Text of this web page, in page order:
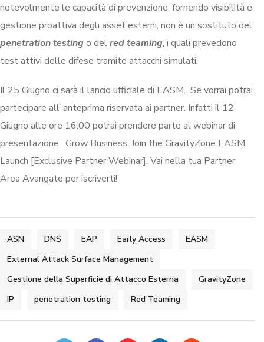
notevolmente le capacità di prevenzione, fornendo visibilità e
gestione proattiva degli asset esterni, non è un sostituto del
penetration testing o delred teaming, i quali prevedono
test attivi delle difese tramite attacchi simulati.
Il 25 Giugno ci sarà il lancio ufficiale di EASM. Se vorrai potrai
partecipare all’ anteprima riservata ai partner. Infatti il 12
Giugno alle ore 16:00 potrai prendere parte al webinar di
presentazione: Grow Business: Join the GravityZone EASM
Launch [Exclusive Partner Webinar]. Vai nella tua Partner
Area Avangate per iscriverti!
ASN DNS EAP Early Access
EASM
External Attack Surface Management
Gestione della Superficie di Attacco Esterna
GravityZone
IP
penetration testing Red Teaming